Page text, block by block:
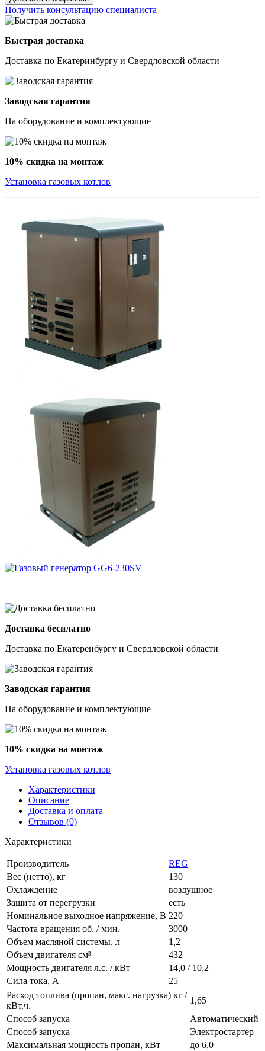
Получить консультацию специалиста
Быстрая доставка
Доставка по Екатеринбургу и Свердловской области
Заводская гарантия
На оборудование и комплектующие
10% скидка на монтаж
Установка газовых котлов
Доставка бесплатно
Доставка по Екатеренбургу и Свердловской области
Заводская гарантия
На оборудование и комплектующие
10% скидка на монтаж
Установка газовых котлов
Характеристики
Описание
Доставка и оплата
Отзывов (0)
Характеристики
Производитель
REG
Вес (нетто), кг
130
Охлаждение
воздушное
Защита от перегрузки
есть
Номинальное выходное напряжение, В 220
Частота вращения об. / мин.
3000
Объем масляной системы, л
1,2
Объем двигателя см³
432
Мощность двигателя л.с. / кВт
14,0 / 10,2
Сила тока, А
25
Расход топлива (пропан, макс. нагрузка) кг /
кВт.ч.
1,65
Способ запуска
Автоматический
Способ запуска
Электростартер
Максимальная мощность пропан, кВт
до 6,0